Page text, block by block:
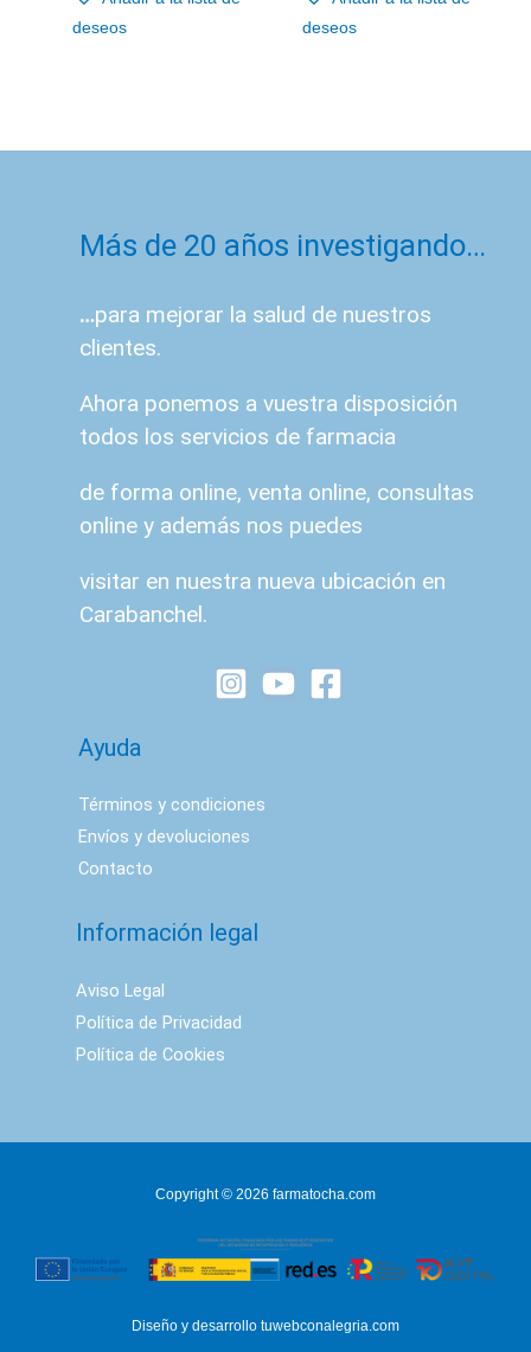
deseos
deseos
Más de 20 años investigando…
…para mejorar la salud de nuestros
clientes.
Ahora ponemos a vuestra disposición
todos los servicios de farmacia
de forma online, venta online, consultas
online y además nos puedes
visitar en nuestra nueva ubicación en
Carabanchel.
Ayuda
Términos y condiciones
Envíos y devoluciones
Contacto
Información legal
Aviso Legal
Política de Privacidad
Política de Cookies
Copyright © 2026 farmatocha.com
Diseño y desarrollo tuwebconalegria.com